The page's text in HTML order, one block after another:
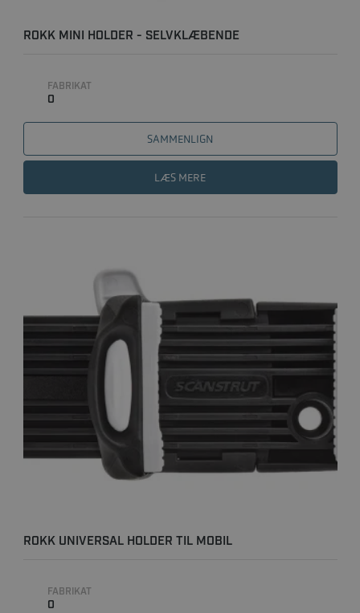
ROKK MINI HOLDER - SELVKLÆBENDE
FABRIKAT
0
SAMMENLIGN
LÆS MERE
ROKK UNIVERSAL HOLDER TIL MOBIL
FABRIKAT
0